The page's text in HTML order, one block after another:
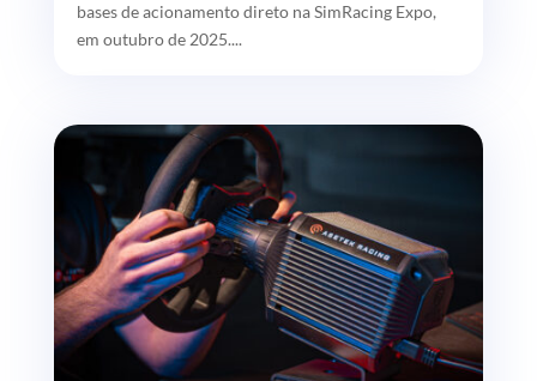
bases de acionamento direto na SimRacing Expo,
em outubro de 2025....